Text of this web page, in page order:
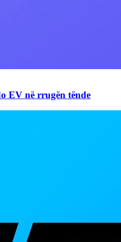
EV në rrugën tënde